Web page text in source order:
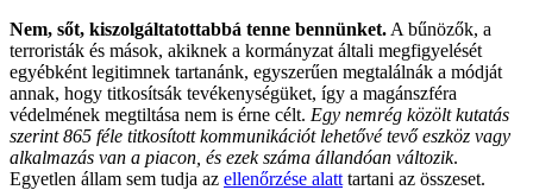
Nem, sőt, kiszolgáltatottabbá tenne bennünket. A bűnözők, a
terroristák és mások, akiknek a kormányzat általi megfigyelését
egyébként legitimnek tartanánk, egyszerűen megtalálnák a módját
annak, hogy titkosítsák tevékenységüket, így a magánszféra
védelmének megtiltása nem is érne célt. Egy nemrég közölt kutatás
szerint 865 féle titkosított kommunikációt lehetővé tevő eszköz vagy
alkalmazás van a piacon, és ezek száma állandóan változik.
Egyetlen állam sem tudja az ellenőrzése alatt tartani az összeset.